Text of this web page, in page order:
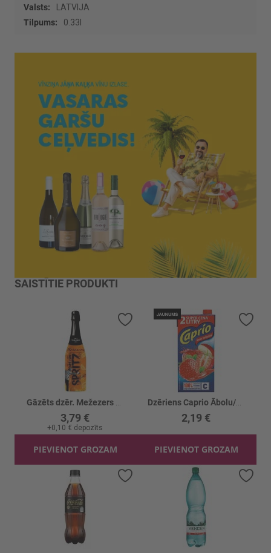
Vairāk
informācijas
LATVIJA
0.33l
SAISTĪTIE PRODUKTI
3,79 €
+0,10 € depozīts
PIEVIENOT GROZAM
Pievienot vēlmju sarakstam
2,19 €
PIEVIENOT GROZAM
Pievienot vēlmju sarakstam